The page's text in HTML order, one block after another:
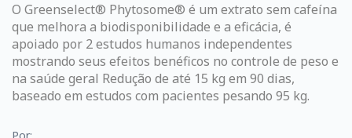
O Greenselect® Phytosome® é um extrato sem cafeína
que melhora a biodisponibilidade e a eficácia, é
apoiado por 2 estudos humanos independentes
mostrando seus efeitos benéficos no controle de peso e
na saúde geral Redução de até 15 kg em 90 dias,
baseado em estudos com pacientes pesando 95 kg.